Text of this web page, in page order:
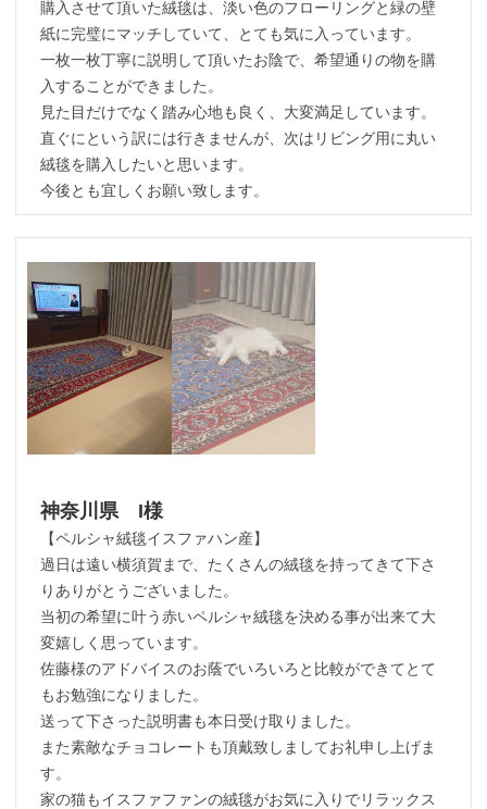
購入させて頂いた絨毯は、淡い色のフローリングと緑の壁
紙に完璧にマッチしていて、とても気に入っています。
一枚一枚丁寧に説明して頂いたお陰で、希望通りの物を購
入することができました。
見た目だけでなく踏み心地も良く、大変満足しています。
直ぐにという訳には行きませんが、次はリビング用に丸い
絨毯を購入したいと思います。
今後とも宜しくお願い致します。
神奈川県 I様
【ペルシャ絨毯イスファハン産】
過日は遠い横須賀まで、たくさんの絨毯を持ってきて下さ
りありがとうございました。
当初の希望に叶う赤いペルシャ絨毯を決める事が出来て大
変嬉しく思っています。
佐藤様のアドバイスのお蔭でいろいろと比較ができてとて
もお勉強になりました。
送って下さった説明書も本日受け取りました。
また素敵なチョコレートも頂戴致しましてお礼申し上げま
す。
家の猫もイスファファンの絨毯がお気に入りでリラックス